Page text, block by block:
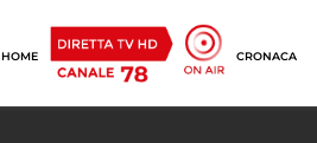
HOME CRONACA